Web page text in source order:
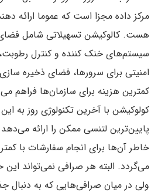
مرکز داده مجزا است که عموما ارائه
هست. کالوکیشن تسهیلاتی شامل فضای
سیستم‌های خنک کننده و کنترل
امنیتی برای سرورها، فضای ذخیره
کمترین هزینه برای سازمان‌ها فراهم
کولوکیشن با آخرین تکنولوژی روز به
پایین‌ترین لتنسی ممکن را ارائه
خاطر آن‌ها برای انجام سفارشا‌ت با
می‌گردد. البته هر صرافی نمی‌تواند این
ولی در میان صرافی‌هایی که به دنبال